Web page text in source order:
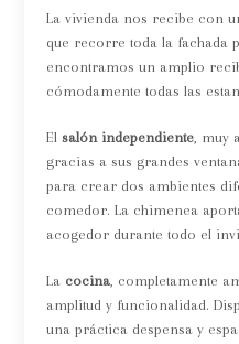
La vivienda nos recibe con
que recorre toda la fachada
encontramos un amplio
cómodamente todas las
Elsalón independiente, muy
gracias a sus grandes
para crear dos ambientes
comedor. La chimenea
acogedor durante todo el
La cocina, completamente
amplitud y funcionalidad.
una práctica despensa y